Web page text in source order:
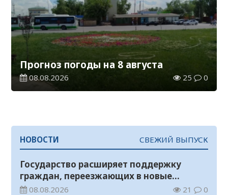
Прогноз погоды на 8 августа
08.08.2026 25 0
НОВОСТИ СВЕЖИЙ ВЫПУСК
Государство расширяет поддержку
граждан, переезжающих в новые
регионы для работы
08.08.2026 21 0